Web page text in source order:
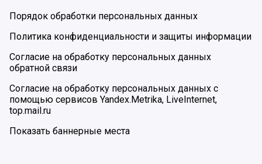
Порядок обработки персональных данных
Политика конфиденциальности и защиты информации
Согласие на обработку персональных данных
обратной связи
Согласие на обработку персональных данных с
помощью сервисов Yandex.Metrika, LiveInternet,
top.mail.ru
Показать баннерные места